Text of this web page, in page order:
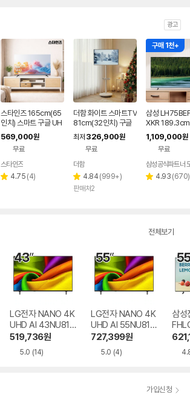
광고
스타인즈 165cm(65
인치) 스마트 구글 UH
D TV KKZ6500SU
H 중소기업 1등급
569,000원
무료
페이
스타인즈
별 4.75 리
(4)
더함 화이트 스마트TV
81cm(32인치) 구글
5.0 QLED 이동식TV
최저 326,900원
무료
더함
별
점
4.84 리
(999+)
판매처2
구매 1천+
삼성
XKR
치) 비즈니스
드
1,109,000원
무료
삼성공식파트너
별 4.93 리
(670)
전체보기
LG전자 NANO 4K
UHD AI 43NU810
BENA
519,736원
5.0 (14)
LG전자 NANO 4K
UHD AI 55NU810
BENA
727,399원
5.0 (4)
삼성
가입신청